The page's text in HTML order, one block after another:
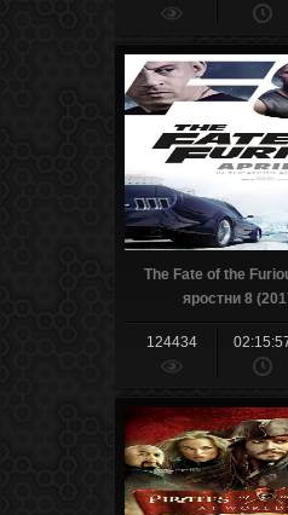
The Fate of the
яростни 8
124434